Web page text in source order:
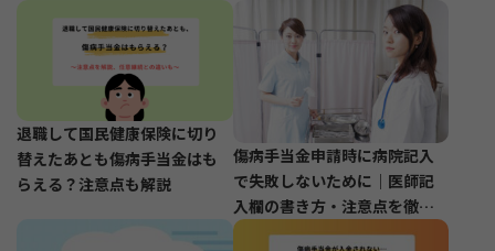
で解説
退職して国民健康保険に切り
替えたあとも傷病手当金はも
らえる？注意点も解説
傷病手当金申請時に病院記入
で失敗しないために｜医師記
入欄の書き方・注意点を徹底
解説